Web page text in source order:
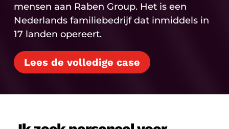
mensen aan Raben Group. Het is een
Nederlands familiebedrijf dat inmiddels in
17 landen opereert.
Lees de volledige case